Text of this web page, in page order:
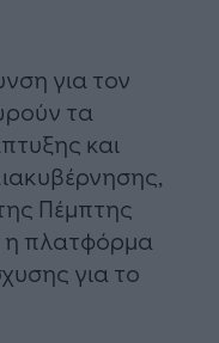
για τον
τα
και
Πέμπτης
η πλατφόρμα
για το